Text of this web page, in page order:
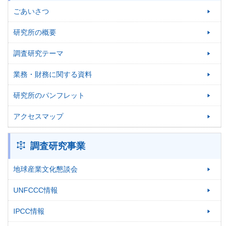
ごあいさつ
研究所の概要
調査研究テーマ
業務・財務に関する資料
研究所のパンフレット
アクセスマップ
調査研究事業
地球産業文化懇談会
UNFCCC情報
IPCC情報